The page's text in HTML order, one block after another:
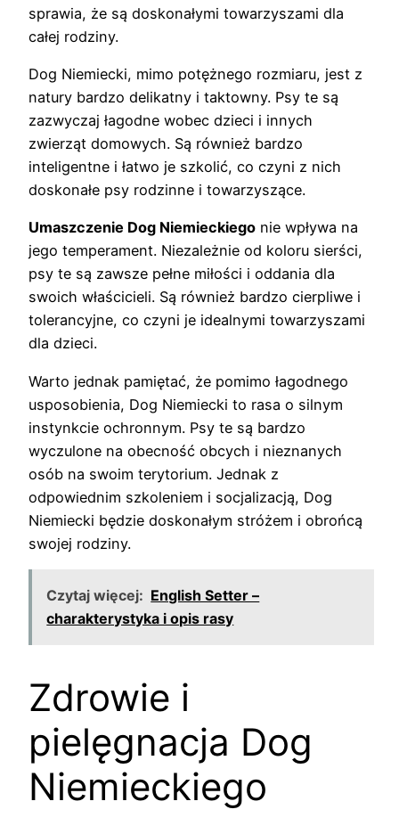
sprawia, że są doskonałymi towarzyszami dla
całej rodziny.
Dog Niemiecki, mimo potężnego rozmiaru, jest z
natury bardzo delikatny i taktowny. Psy te są
zazwyczaj łagodne wobec dzieci i innych
zwierząt domowych. Są również bardzo
inteligentne i łatwo je szkolić, co czyni z nich
doskonałe psy rodzinne i towarzyszące.
Umaszczenie Dog Niemieckiego nie wpływa na
jego temperament. Niezależnie od koloru sierści,
psy te są zawsze pełne miłości i oddania dla
swoich właścicieli. Są również bardzo cierpliwe i
tolerancyjne, co czyni je idealnymi towarzyszami
dla dzieci.
Warto jednak pamiętać, że pomimo łagodnego
usposobienia, Dog Niemiecki to rasa o silnym
instynkcie ochronnym. Psy te są bardzo
wyczulone na obecność obcych i nieznanych
osób na swoim terytorium. Jednak z
odpowiednim szkoleniem i socjalizacją, Dog
Niemiecki będzie doskonałym stróżem i obrońcą
swojej rodziny.
Czytaj więcej: English Setter –
charakterystyka i opis rasy
Zdrowie i
pielęgnacja Dog
Niemieckiego